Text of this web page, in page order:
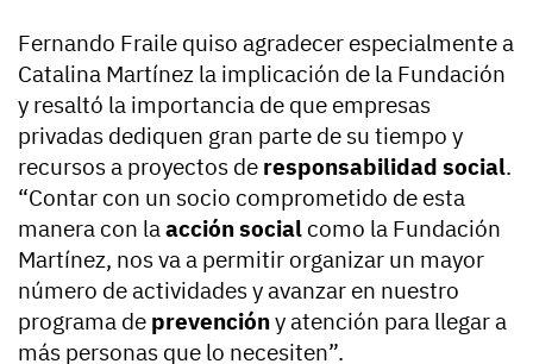
Fernando Fraile quiso agradecer especialmente a
Catalina Martínez la implicación de la Fundación
y resaltó la importancia de que empresas
privadas dediquen gran parte de su tiempo y
recursos a proyectos de responsabilidad social.
“Contar con un socio comprometido de esta
manera con laacción social como la Fundación
Martínez, nos va a permitir organizar un mayor
número de actividades y avanzar en nuestro
programa de prevencióny atención para llegar a
más personas que lo necesiten”.